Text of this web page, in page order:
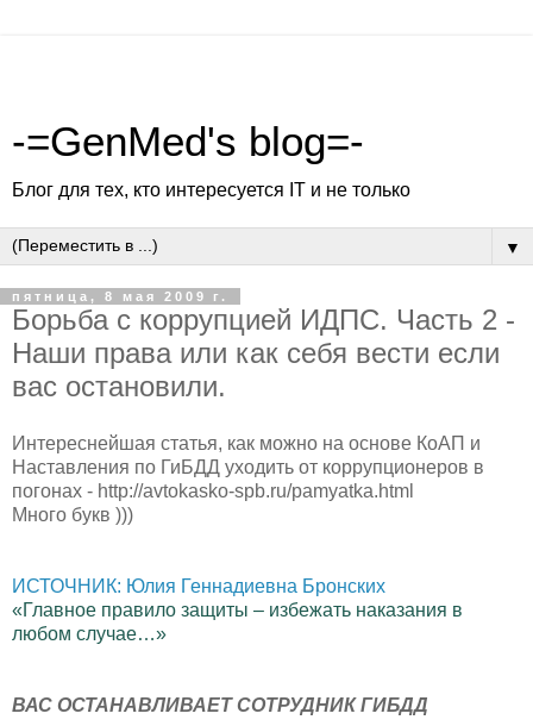
-=GenMed's blog=-
Блог для тех, кто интересуется IT и не только
▼
пятница, 8 мая 2009 г.
Борьба с коррупцией ИДПС. Часть 2 -
Наши права или как себя вести если
вас остановили.
Интереснейшая статья, как можно на основе КоАП и
Наставления по ГиБДД уходить от коррупционеров в
погонах - http://avtokasko-spb.ru/pamyatka.html
Много букв )))
ИСТОЧНИК: Юлия Геннадиевна Бронских
«Главное правило защиты – избежать наказания в
любом случае…»
ВАС ОСТАНАВЛИВАЕТ СОТРУДНИК ГИБДД